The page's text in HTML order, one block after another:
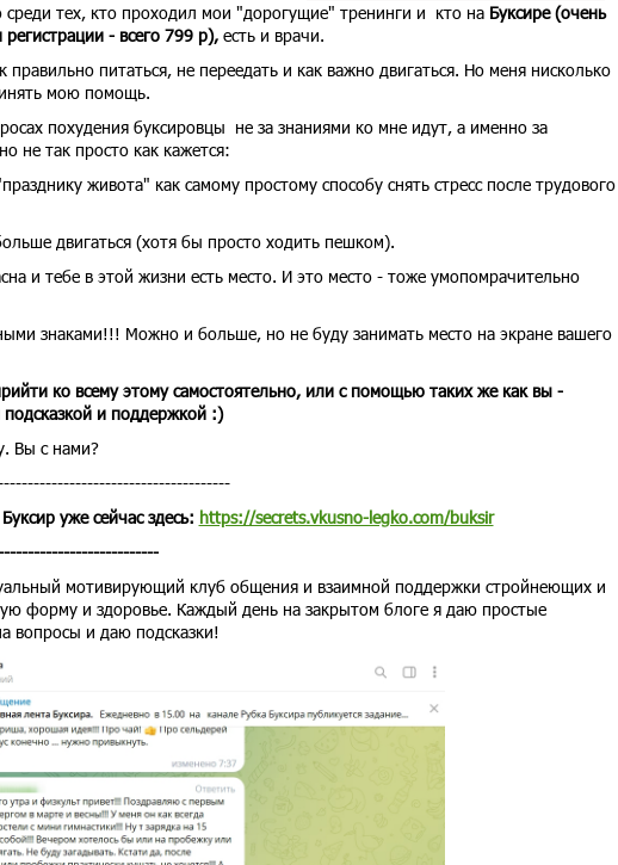
среди тех, кто проходил мои "дорогущие" тренинги и кто на Буксире (очень
- всего 799 р), есть и врачи.
питаться, не переедать и как важно двигаться. Но меня нисколько
мою помощь.
похудения буксировцы не за знаниями ко мне идут, а именно за
не так просто как кажется:
живота" как самому простому способу снять стресс после трудового
двигаться (хотя бы просто ходить пешком).
и тебе в этой жизни есть место. И это место - тоже умопомрачительно
знаками!!! Можно и больше, но не буду занимать место на экране вашего
ко всему этому самостоятельно, или с помощью таких же как вы -
и поддержкой :)
Вы с нами?
уже сейчас здесь: https://secrets.vkusno-legko.com/buksir
мотивирующий клуб общения и взаимной поддержки стройнеющих и
форму и здоровье. Каждый день на закрытом блоге я даю простые
вопросы и даю подсказки!